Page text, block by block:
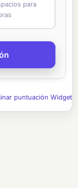
para
puntuación Widget